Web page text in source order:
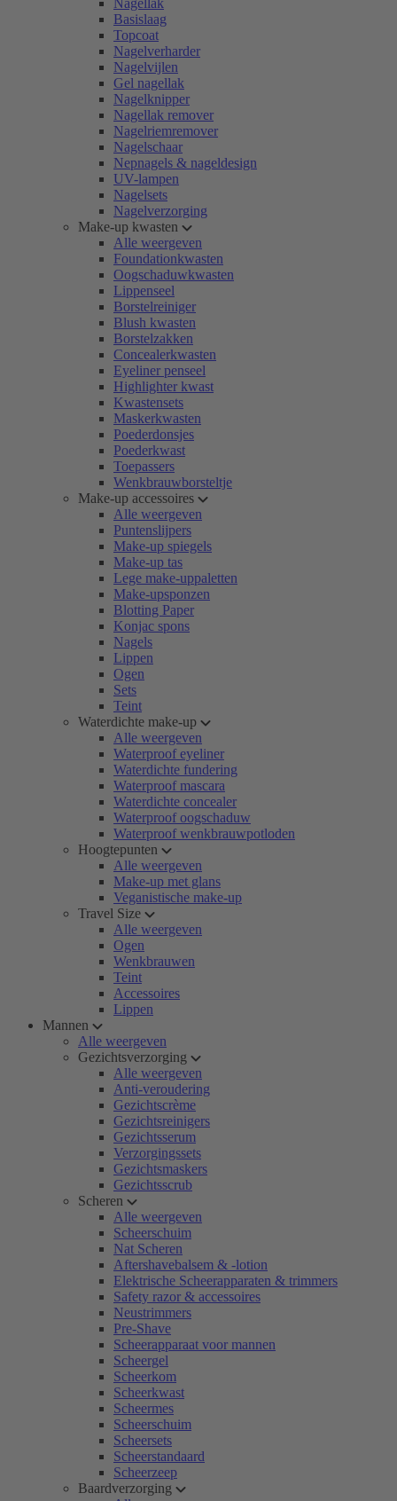
Nagellak
Basislaag
Topcoat
Nagelverharder
Nagelvijlen
Gel nagellak
Nagelknipper
Nagellak remover
Nagelriemremover
Nagelschaar
Nepnagels & nageldesign
UV-lampen
Nagelsets
Nagelverzorging
Make-up kwasten
Alle weergeven
Foundationkwasten
Oogschaduwkwasten
Lippenseel
Borstelreiniger
Blush kwasten
Borstelzakken
Concealerkwasten
Eyeliner penseel
Highlighter kwast
Kwastensets
Maskerkwasten
Poederdonsjes
Poederkwast
Toepassers
Wenkbrauwborsteltje
Make-up accessoires
Alle weergeven
Puntenslijpers
Make-up spiegels
Make-up tas
Lege make-uppaletten
Make-upsponzen
Blotting Paper
Konjac spons
Nagels
Lippen
Ogen
Sets
Teint
Waterdichte make-up
Alle weergeven
Waterproof eyeliner
Waterdichte fundering
Waterproof mascara
Waterdichte concealer
Waterproof oogschaduw
Waterproof wenkbrauwpotloden
Hoogtepunten
Alle weergeven
Make-up met glans
Veganistische make-up
Travel Size
Alle weergeven
Ogen
Wenkbrauwen
Teint
Accessoires
Lippen
Mannen
Alle weergeven
Gezichtsverzorging
Alle weergeven
Anti-veroudering
Gezichtscrème
Gezichtsreinigers
Gezichtsserum
Verzorgingssets
Gezichtsmaskers
Gezichtsscrub
Scheren
Alle weergeven
Scheerschuim
Nat Scheren
Aftershavebalsem & -lotion
Elektrische Scheerapparaten & trimmers
Safety razor & accessoires
Neustrimmers
Pre-Shave
Scheerapparaat voor mannen
Scheergel
Scheerkom
Scheerkwast
Scheermes
Scheerschuim
Scheersets
Scheerstandaard
Scheerzeep
Baardverzorging